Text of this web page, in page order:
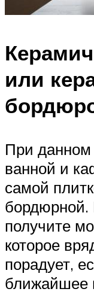
или
При
ванной и
самой
бордюрной.
получите
которое
порадует,
ближайшее